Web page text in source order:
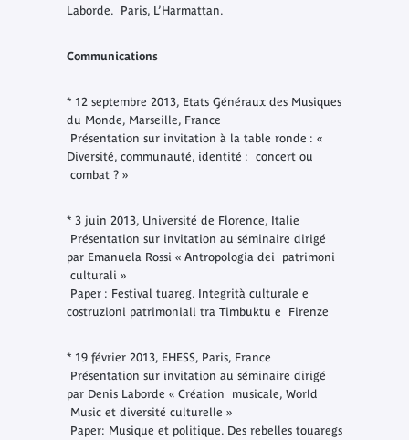
Laborde. Paris, L’Harmattan.
Communications
* 12 septembre 2013, Etats Généraux des Musiques
du Monde, Marseille, France
Présentation sur invitation à la table ronde : «
Diversité, communauté, identité : concert ou
combat ? »
* 3 juin 2013, Université de Florence, Italie
Présentation sur invitation au séminaire dirigé
par Emanuela Rossi « Antropologia dei patrimoni
culturali »
Paper : Festival tuareg. Integrità culturale e
costruzioni patrimoniali tra Timbuktu e Firenze
* 19 février 2013, EHESS, Paris, France
Présentation sur invitation au séminaire dirigé
par Denis Laborde « Création musicale, World
Music et diversité culturelle »
Paper: Musique et politique. Des rebelles touaregs